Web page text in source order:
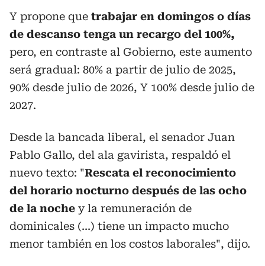
Y propone que trabajar en domingos o días
de descanso tenga un recargo del 100%,
pero, en contraste al Gobierno, este aumento
será gradual: 80% a partir de julio de 2025,
90% desde julio de 2026, Y 100% desde julio de
2027.
Desde la bancada liberal, el senador Juan
Pablo Gallo, del ala gavirista, respaldó el
nuevo texto: "Rescata el reconocimiento
del horario nocturno después de las ocho
de la noche y la remuneración de
dominicales (...) tiene un impacto mucho
menor también en los costos laborales", dijo.